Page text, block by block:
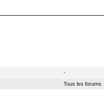
-
Tous les forums